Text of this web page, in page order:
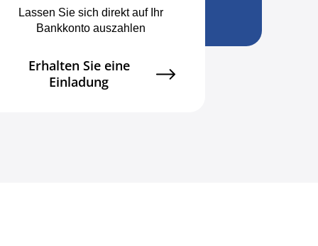
Lassen Sie sich direkt auf Ihr
Bankkonto auszahlen
Erhalten Sie eine
Einladung